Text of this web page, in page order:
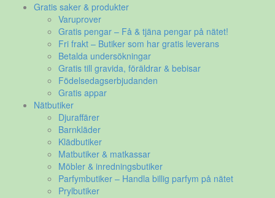
Gratis saker & produkter
Varuprover
Gratis pengar – Få & tjäna pengar på nätet!
Fri frakt – Butiker som har gratis leverans
Betalda undersökningar
Gratis till gravida, föräldrar & bebisar
Födelsedagserbjudanden
Gratis appar
Nätbutiker
Djuraffärer
Barnkläder
Klädbutiker
Matbutiker & matkassar
Möbler & inredningsbutiker
Parfymbutiker – Handla billig parfym på nätet
Prylbutiker